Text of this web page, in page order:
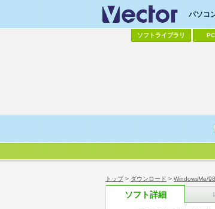
トップ> ダウンロード > WindowsMe/
ソフト詳細
パソコ
ソフトライブラリ